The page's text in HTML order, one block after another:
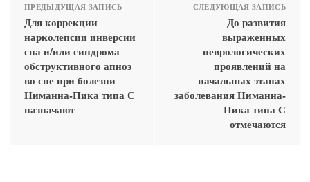
ПРЕДЫДУЩАЯ ЗАПИСЬ
Для коррекции
нарколепсии инверсии
сна и/или синдрома
обструктивного апноэ
во сне при болезни
Ниманна-Пика типа С
назначают
СЛЕДУЮЩАЯ ЗАПИСЬ
До развития
выраженных
неврологических
проявлений на
начальных этапах
заболевания Ниманна-
Пика типа С
отмечаются